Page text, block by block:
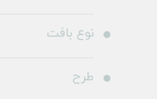
نوع بافت
طرح